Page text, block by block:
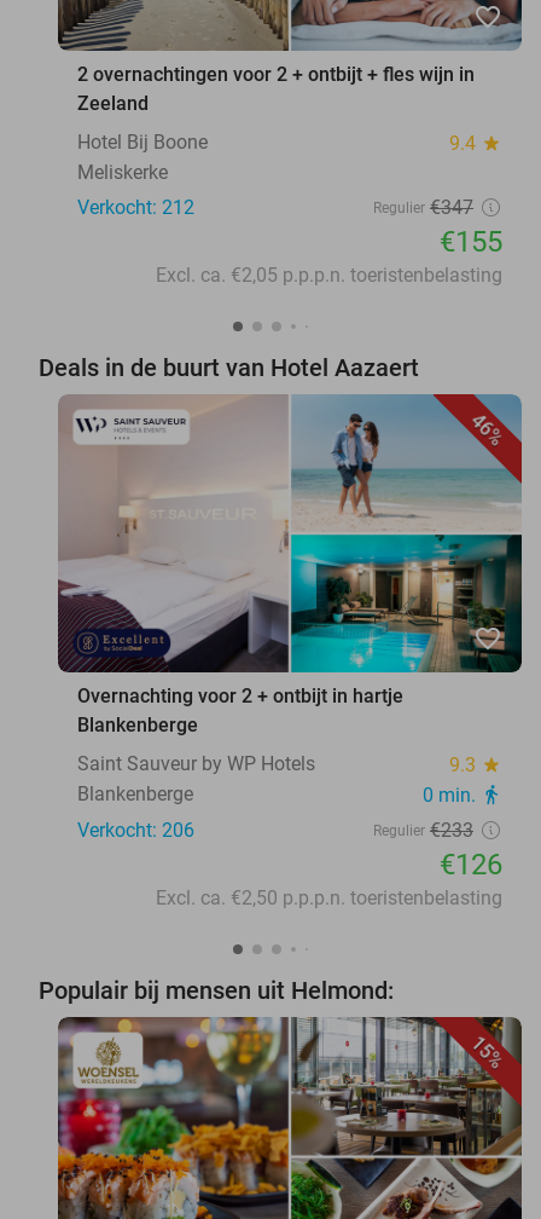
favorite_border
2 overnachtingen voor 2 + ontbijt + fles wijn in
Zeeland
Hotel Bij Boone
9.4 star
Meliskerke
Verkocht: 212
Regulier €347
€155
Excl. ca. €2,05 p.p.p.n. toeristenbelasting
Deals in de buurt van Hotel Aazaert
46%
favorite_border
Overnachting voor 2 + ontbijt in hartje
Blankenberge
Saint Sauveur by WP Hotels
9.3 star
Blankenberge 0 min. directions_walk
Verkocht: 206 Regulier €233
€126
Excl. ca. €2,50 p.p.p.n. toeristenbelasting
Populair bij mensen uit Helmond:
15%